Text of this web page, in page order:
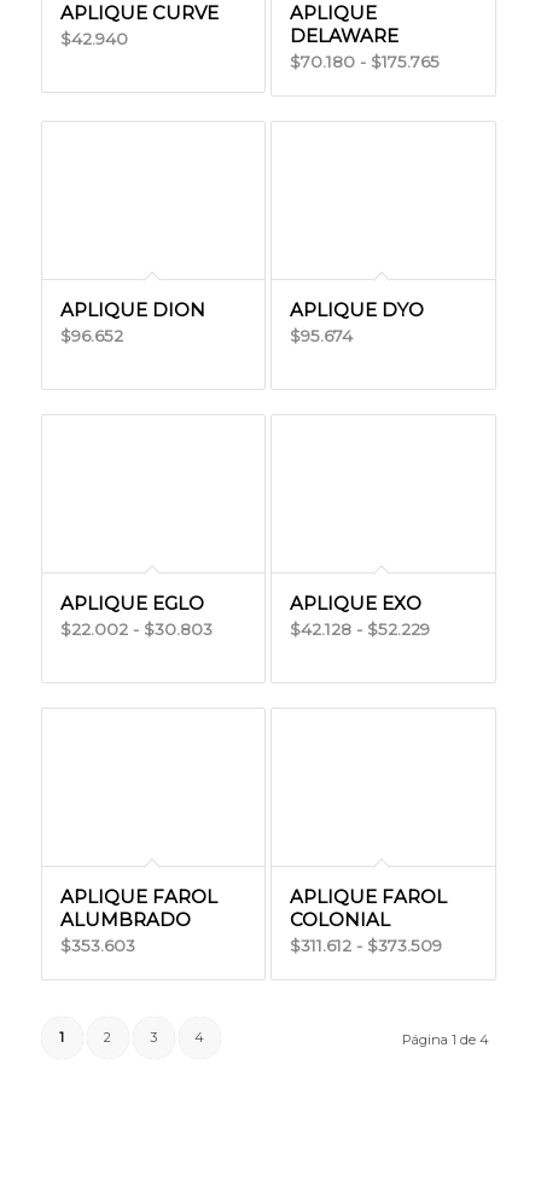
APLIQUE CURVE
$42.940
APLIQUE
DELAWARE
$70.180 - $175.765Rango
precios:
APLIQUE DION
$96.652
APLIQUE DYO
$95.674
APLIQUE EGLO
$22.002 - $30.803Rango
precios:
desde
APLIQUE EXO
$42.128 - $52.229Rango
precios:
desde
APLIQUE FAROL
ALUMBRADO
$353.603
APLIQUE FAROL
COLONIAL
$311.612 - $373.509Rango
desde
Página 1 de 4
1 2 3 4